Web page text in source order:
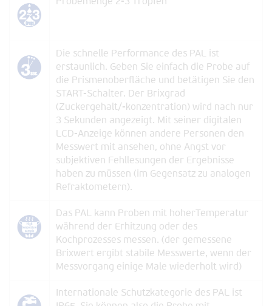
Probemenge 2-3 Tropfen
Die schnelle Performance des PAL ist
erstaunlich. Geben Sie einfach die Probe auf
die Prismenoberfläche und betätigen Sie den
START-Schalter. Der Brixgrad
(Zuckergehalt/-konzentration) wird nach nur
3 Sekunden angezeigt. Mit seiner digitalen
LCD-Anzeige können andere Personen den
Messwert mit ansehen, ohne Angst vor
subjektiven Fehllesungen der Ergebnisse
haben zu müssen (im Gegensatz zu analogen
Refraktometern).
Das PAL kann Proben mit hoherTemperatur
während der Erhitzung oder des
Kochprozesses messen. (der gemessene
Brixwert ergibt stabile Messwerte, wenn der
Messvorgang einige Male wiederholt wird)
Internationale Schutzkategorie des PAL ist